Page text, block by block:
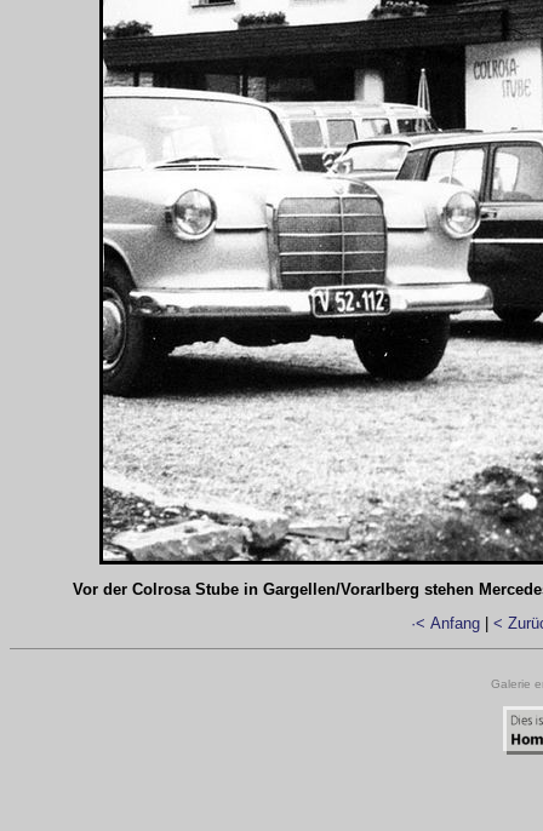
Vor der Colrosa Stube in Gargellen/Vorarlberg stehen
·< Anfang| <
Galerie